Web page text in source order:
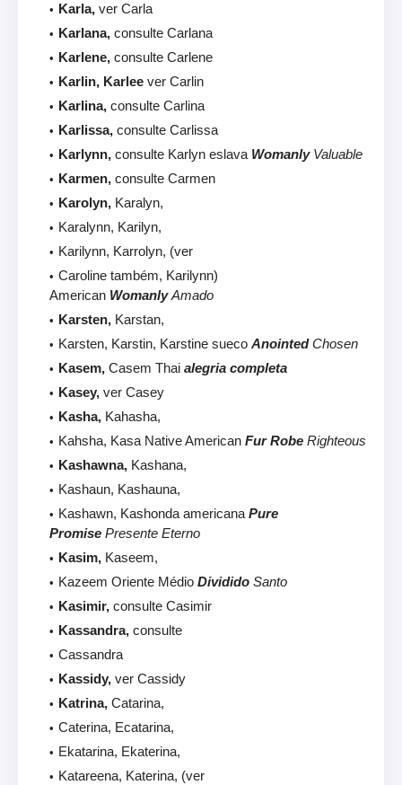
Karla, ver Carla
Karlana, consulte Carlana
Karlene, consulte Carlene
Karlin, Karlee ver Carlin
Karlina, consulte Carlina
Karlissa, consulte Carlissa
Karlynn, consulte Karlyn eslava WomanlyValuable
Karmen, consulte Carmen
Karolyn, Karalyn,
Karalynn, Karilyn,
Karilynn, Karrolyn, (ver
Caroline também, Karilynn)
American WomanlyAmado
Karsten, Karstan,
Karsten, Karstin, Karstine sueco AnointedChosen
Kasem, Casem Thai alegria completa
Kasey, ver Casey
Kasha, Kahasha,
Kahsha, Kasa Native American Fur Robe Righteous
Kashawna, Kashana,
Kashaun, Kashauna,
Kashawn, Kashonda americana Pure
Promise Presente Eterno
Kasim, Kaseem,
Kazeem Oriente Médio Dividido Santo
Kasimir, consulte Casimir
Kassandra, consulte
Cassandra
Kassidy, ver Cassidy
Katrina, Catarina,
Caterina, Ecatarina,
Ekatarina, Ekaterina,
Katareena, Katerina, (ver